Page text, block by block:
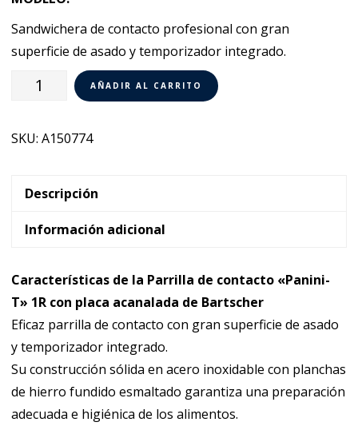
Sandwichera de contacto profesional con gran
superficie de asado y temporizador integrado.
Parrilla
acanalada
"Panini-
1R
AÑADIR AL CARRITO
SKU:A150774
Descripción
Información adicional
Características de la Parrilla de contacto «Panini-
T» 1R con placa acanalada de Bartscher
Eficaz parrilla de contacto con gran superficie de asado
y temporizador integrado.
Su construcción sólida en acero inoxidable con planchas
de hierro fundido esmaltado garantiza una preparación
adecuada e higiénica de los alimentos.